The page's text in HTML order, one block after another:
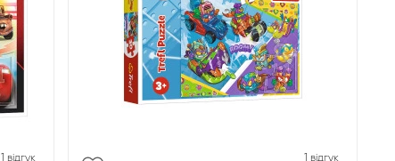
1 відгук 1 відгук